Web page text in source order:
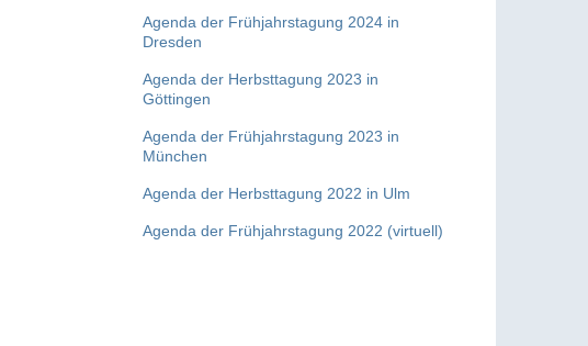
Agenda der Frühjahrstagung 2024 in
Dresden
Agenda der Herbsttagung 2023 in
Göttingen
Agenda der Frühjahrstagung 2023 in
München
Agenda der Herbsttagung 2022 in Ulm
Agenda der Frühjahrstagung 2022 (virtuell)